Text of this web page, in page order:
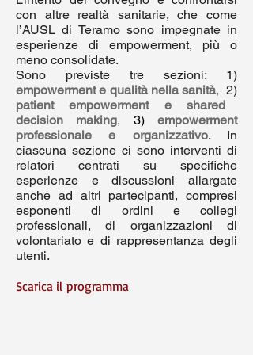
con altre realtà sanitarie, che come
l’AUSL di Teramo sono impegnate in
esperienze di empowerment, più o
meno consolidate.
Sono previste tre sezioni: 1)
empowerment e qualità nella sanità, 2)
patient empowerment e shared
decision making, 3)empowerment
professionale e organizzativo. In
ciascuna sezione ci sono interventi di
relatori centrati su specifiche
esperienze e discussioni allargate
anche ad altri partecipanti, compresi
esponenti di ordini e collegi
professionali, di organizzazioni di
volontariato e di rappresentanza degli
utenti.
Scarica il programma